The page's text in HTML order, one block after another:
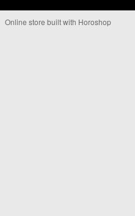
Online store built with Horoshop